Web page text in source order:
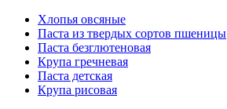
Хлопья овсяные
Паста из твердых сортов пшеницы
Паста безглютеновая
Крупа гречневая
Паста детская
Крупа рисовая